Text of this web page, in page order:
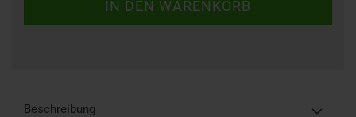
Beschreibung